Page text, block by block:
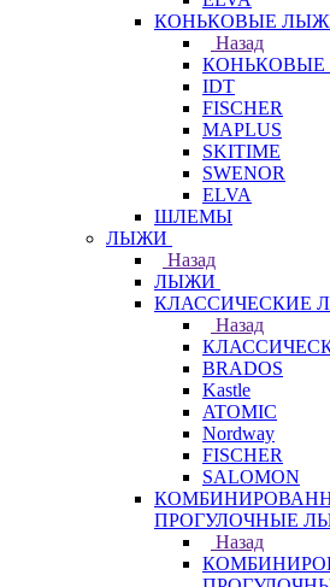
КОНЬКОВЫЕ
Назад
КОНЬКОВЫЕ
IDT
FISCHER
MAPLUS
SKITIME
SWENOR
ELVA
ШЛЕМЫ
ЛЫЖИ
Назад
ЛЫЖИ
КЛАССИЧЕСКИЕ
Назад
BRADOS
Kastle
ATOMIC
Nordway
FISCHER
SALOMON
ПРОГУЛОЧНЫЕ
Назад